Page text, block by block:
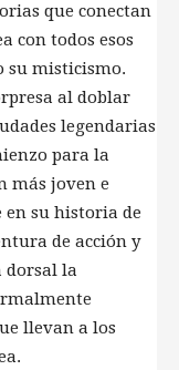
que conectan
con todos esos
su misticismo.
al doblar
legendarias
para la
más joven e
en su historia de
de acción y
dorsal la
llevan a los